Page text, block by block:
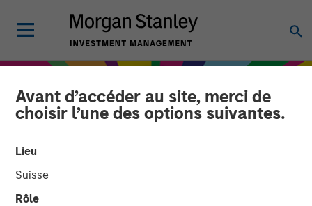
Avant d’accéder au site, merci de
choisir l’une des options suivantes.
Lieu
Suisse
Rôle